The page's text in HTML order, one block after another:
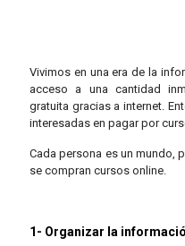
Vivimos en una era de la
acceso a una cantidad
gratuita gracias a internet.
interesadas en pagar por
Cada persona es un mundo,
se compran cursos online.
1- Organizar la